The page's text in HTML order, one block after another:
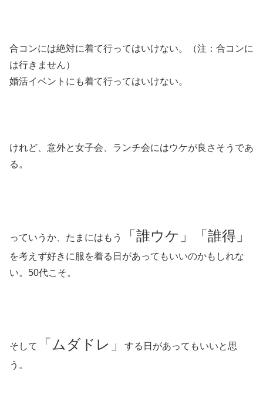
合コンには絶対に着て行ってはいけない。（注：合コンに
は行きません）
婚活イベントにも着て行ってはいけない。
けれど、意外と女子会、ランチ会にはウケが良さそうであ
る。
っていうか、たまにはもう 「誰ウケ」「誰得」
を考えず好きに服を着る日があってもいいのかもしれな
い。50代こそ。
そして 「ムダドレ」
する日があってもいいと思
う。